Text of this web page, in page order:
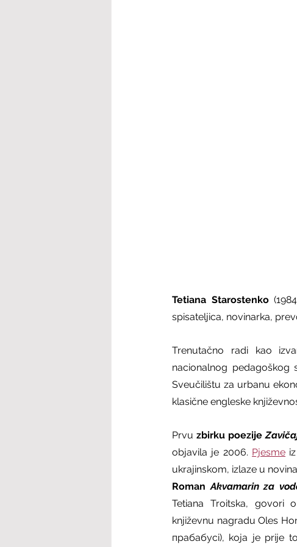
Tetiana Starostenko
spisateljica, novinarka,
Trenutačno radi kao
nacionalnog
Sveučilištu za urbanu
klasične engleske
Prvu zbirku poezije
objavila je 2006. Pjesme
ukrajinskom, izlaze u
Roman Akvamarin za
Tetiana Troitska, govori
književnu nagradu Oles
прабабусі), koja je prije